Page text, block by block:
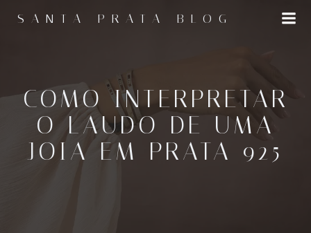
para
SANTA PRATA BLOG
COMO INTERPRETAR
O LAUDO DE UMA
JOIA EM PRATA 925